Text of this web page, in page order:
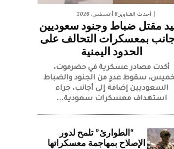
أحدث العناوين6 أغسطس، 2026
مقتل ضباط وجنود سعوديين
بمعسكرات التحالف على
الحدود اليمنية
أكدت مصادر عسكرية في حضرموت،
سقوط عددٍ من الجنود والضباط
السعوديين إضافة إلى أجانب، جراء
استهداف معسكرات سعودية...
“الطوارئ” تلمح لدور
الإصلاح بمهاجمة معسكراتها